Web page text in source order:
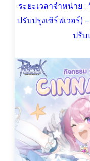
ระยะเวลาจำหน่าย
ปรับปรุงเซิร์ฟเวอร์)
ปรับ